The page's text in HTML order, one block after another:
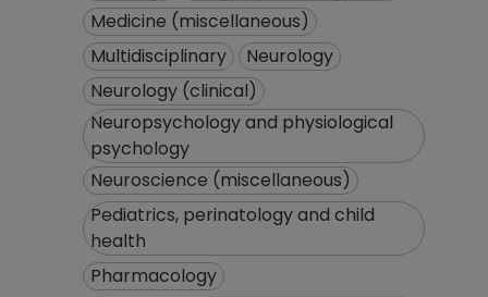
Medicine (miscellaneous)
Multidisciplinary
Neurology
Neurology (clinical)
Neuropsychology and physiological
psychology
Neuroscience (miscellaneous)
Pediatrics, perinatology and child
health
Pharmacology